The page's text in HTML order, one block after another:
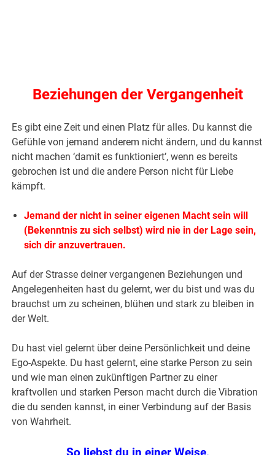
Beziehungen der Vergangenheit
Es gibt eine Zeit und einen Platz für alles. Du kannst die
Gefühle von jemand anderem nicht ändern, und du kannst
nicht machen ‘damit es funktioniert’, wenn es bereits
gebrochen ist und die andere Person nicht für Liebe
kämpft.
Jemand der nicht in seiner eigenen Macht sein will
(Bekenntnis zu sich selbst) wird nie in der Lage sein,
sich dir anzuvertrauen.
Auf der Strasse deiner vergangenen Beziehungen und
Angelegenheiten hast du gelernt, wer du bist und was du
brauchst um zu scheinen, blühen und stark zu bleiben in
der Welt.
Du hast viel gelernt über deine Persönlichkeit und deine
Ego-Aspekte. Du hast gelernt, eine starke Person zu sein
und wie man einen zukünftigen Partner zu einer
kraftvollen und starken Person macht durch die Vibration
die du senden kannst, in einer Verbindung auf der Basis
von Wahrheit.